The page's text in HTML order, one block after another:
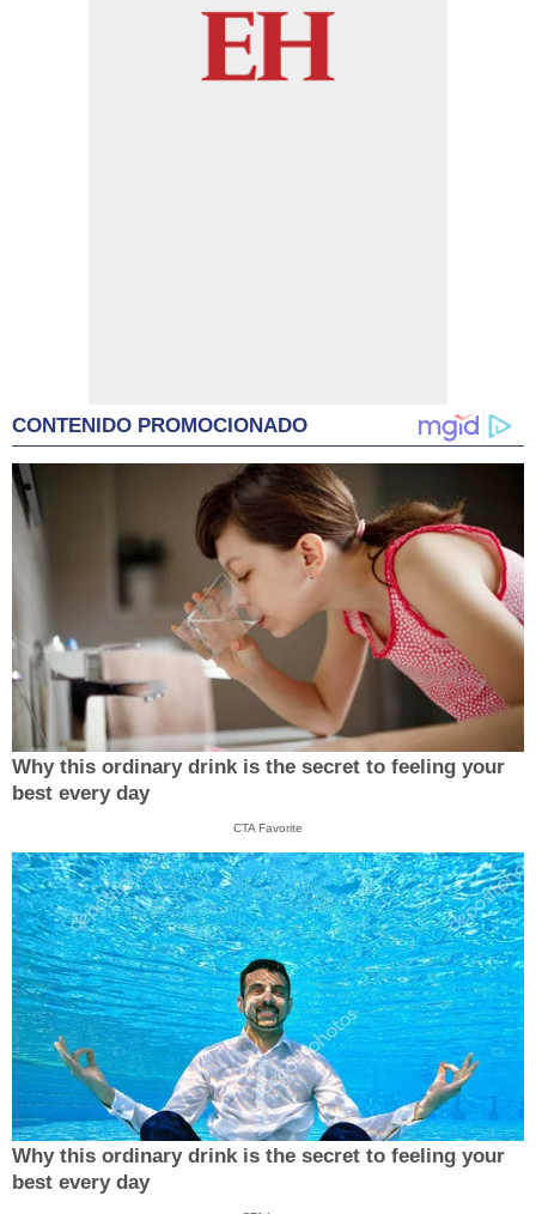
CONTENIDO PROMOCIONADO
Why this ordinary drink is the secret to feeling your
best every day
CTA Favorite
Why this ordinary drink is the secret to feeling your
best every day